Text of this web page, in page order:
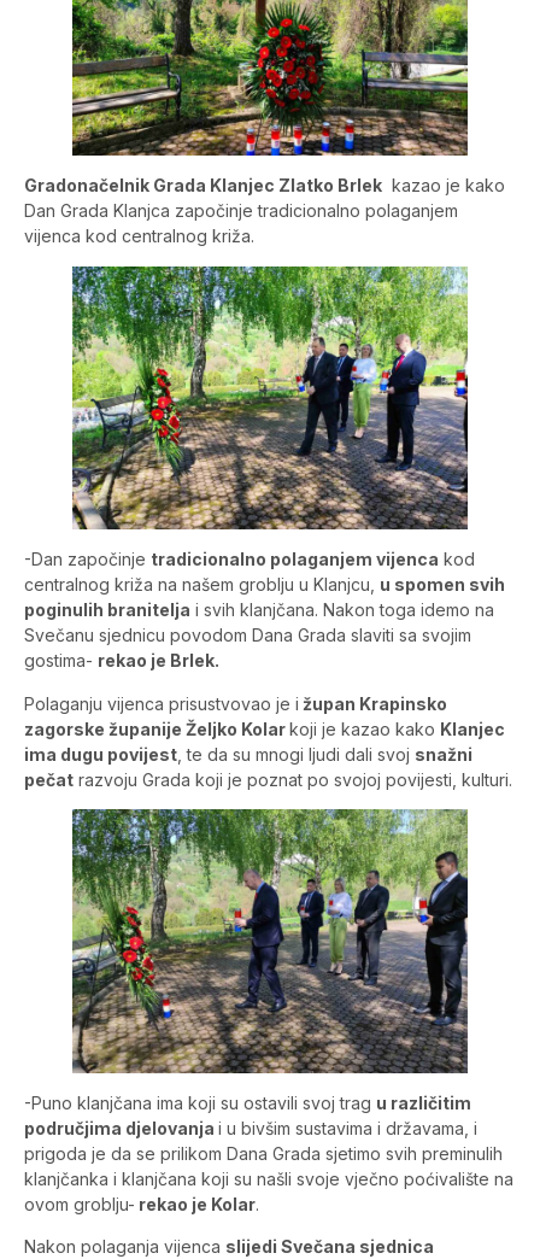
Gradonačelnik Grada Klanjec Zlatko Brlek kazao je kako
Dan Grada Klanjca započinje tradicionalno polaganjem
vijenca kod centralnog križa.
-Dan započinje tradicionalno polaganjem vijenca kod
centralnog križa na našem groblju u Klanjcu, u spomen svih
poginulih branitelja i svih klanjčana. Nakon toga idemo na
Svečanu sjednicu povodom Dana Grada slaviti sa svojim
gostima- rekao je Brlek.
Polaganju vijenca prisustvovao je i župan Krapinsko
zagorske županije Željko Kolarkoji je kazao kako Klanjec
ima dugu povijest , te da su mnogi ljudi dali svoj snažni
pečat razvoju Grada koji je poznat po svojoj povijesti, kulturi.
-Puno klanjčana ima koji su ostavili svoj trag u različitim
područjima djelovanja i u bivšim sustavima i državama, i
prigoda je da se prilikom Dana Grada sjetimo svih preminulih
klanjčanka i klanjčana koji su našli svoje vječno poćivalište na
ovom groblju- rekao je Kolar.
Nakon polaganja vijenca slijedi Svečana sjednica